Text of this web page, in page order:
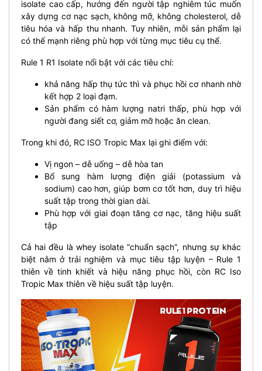
isolate cao cấp, hướng đến người tập nghiêm túc muốn
xây dựng cơ nạc sạch, không mỡ, không cholesterol, dễ
tiêu hóa và hấp thu nhanh. Tuy nhiên, mỗi sản phẩm lại
có thế mạnh riêng phù hợp với từng mục tiêu cụ thể.
Rule 1 R1 Isolate nổi bật với các tiêu chí:
khả năng hấp thụ tức thì và phục hồi cơ nhanh nhờ
kết hợp 2 loại đạm.
Sản phẩm có hàm lượng natri thấp, phù hợp với
người đang siết cơ, giảm mỡ hoặc ăn clean.
Trong khi đó, RC ISO Tropic Max lại ghi điểm với:
Vị ngon – dễ uống – dễ hòa tan
Bổ sung hàm lượng điện giải (potassium và
sodium) cao hơn, giúp bơm cơ tốt hơn, duy trì hiệu
suất tập trong thời gian dài.
Phù hợp với giai đoạn tăng cơ nạc, tăng hiệu suất
tập
Cả hai đều là whey isolate “chuẩn sạch”, nhưng sự khác
biệt nằm ở trải nghiệm và mục tiêu tập luyện – Rule 1
thiên về tinh khiết và hiệu năng phục hồi, còn RC Iso
Tropic Max thiên về hiệu suất tập luyện.